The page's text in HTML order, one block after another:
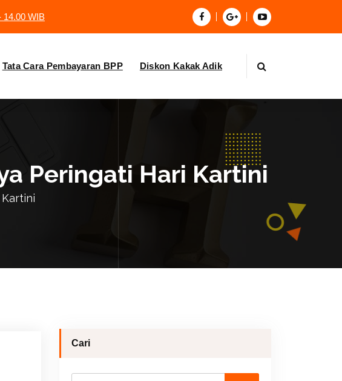
14.00 WIB
Tata Cara Pembayaran BPP Diskon Kakak Adik
Peringati Hari Kartini
Cari